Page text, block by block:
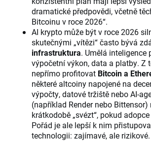
dramatické předpovědi, včetně
Bitcoinu v roce 2026“.
AI krypto může být v roce 2026
skutečnými „vítězi“ často bývá
infrastruktura. Umělá inteligence
výpočetní výkon, data a platby. Z
nepřímo profitovat Bitcoin a
některé altcoiny napojené na
výpočty, datové tržiště nebo AI-
(například Render nebo
krátkodobě „svézt“, pokud
Pořád je ale lepší k nim
technologii: zajímavé, ale rizikové.